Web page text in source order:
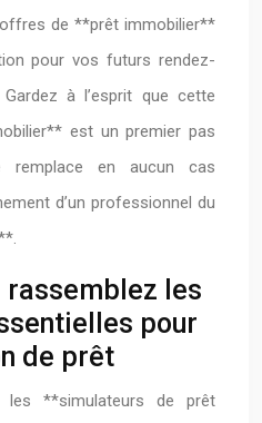
de **prêt immobilier**
pour vos futurs rendez-
à l’esprit que cette
est un premier pas
remplace en aucun cas
d’un professionnel du
rassemblez les
pour
de prêt
les **simulateurs de prêt